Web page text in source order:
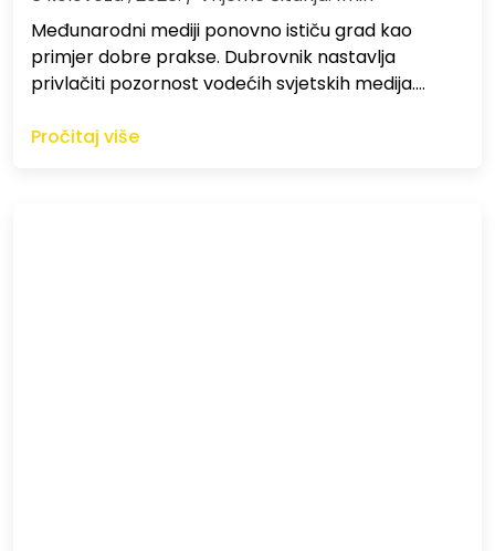
Međunarodni mediji ponovno ističu grad kao
primjer dobre prakse. Dubrovnik nastavlja
privlačiti pozornost vodećih svjetskih medija.…
Pročitaj više